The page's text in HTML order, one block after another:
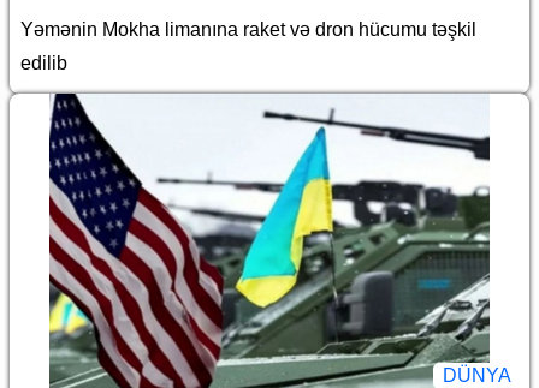
Yəmənin Mokha limanına raket və dron hücumu təşkil
edilib
DÜNYA